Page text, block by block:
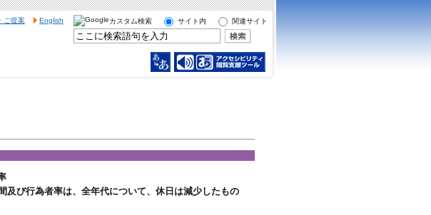
ご提案 English カスタム検索 サイト内 関連サイト
及び行為者率は、全年代について、休日は減少したもの